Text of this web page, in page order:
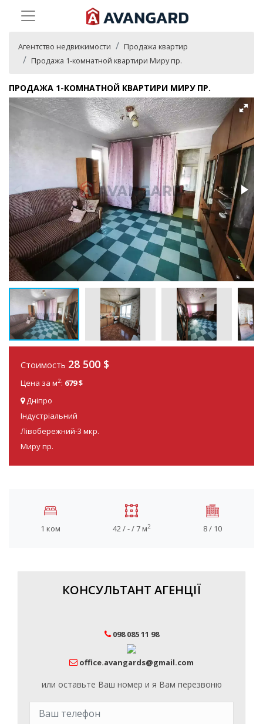
Агентство недвижимости
Продажа квартир
Продажа 1-комнатной квартири Миру пр.
ПРОДАЖА 1-КОМНАТНОЙ КВАРТИРИ МИРУ ПР.
Стоимость 28 500 $
Цена за м2: 679 $
Дніпро
Індустріальний
Лівобережний-3 мкр.
Миру пр.
1 ком 42 / - / 7 м2 8 / 10
КОНСУЛЬТАНТ АГЕНЦІЇ
098 085 11 98
office.avangards@gmail.com
или оставьте Ваш номер и я Вам перезвоню